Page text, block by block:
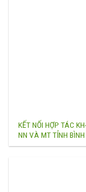
KẾT NỐI HỢP TÁC
NN VÀ MT TỈNH